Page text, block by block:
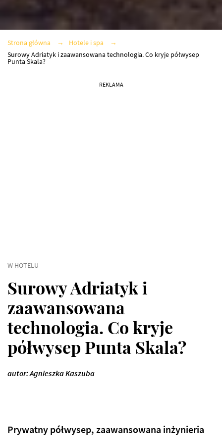
Strona główna
Hotele i spa
Surowy Adriatyk i zaawansowana technologia. Co kryje półwysep
Punta Skala?
REKLAMA
W HOTELU
Surowy Adriatyk i
zaawansowana
technologia. Co kryje
półwysep Punta Skala?
autor: Agnieszka Kaszuba
Prywatny półwysep, zaawansowana inżynieria